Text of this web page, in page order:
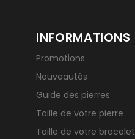
INFORMATIONS
Promotions
Nouveautés
Guide des pierres
Taille de votre pierre
Taille de votre bracelet